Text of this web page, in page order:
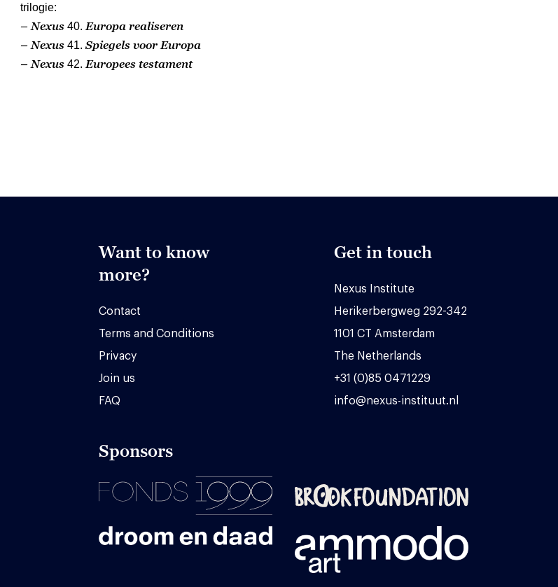
trilogie:
– Nexus 40. Europa realiseren
– Nexus 41. Spiegels voor Europa
– Nexus 42. Europees testament
Want to know
more?
Contact
Terms and Conditions
Privacy
Join us
FAQ
Get in touch
Nexus Institute
Herikerbergweg 292-342
1101 CT Amsterdam
The Netherlands
+31 (0)85 0471229
info@nexus-instituut.nl
Sponsors